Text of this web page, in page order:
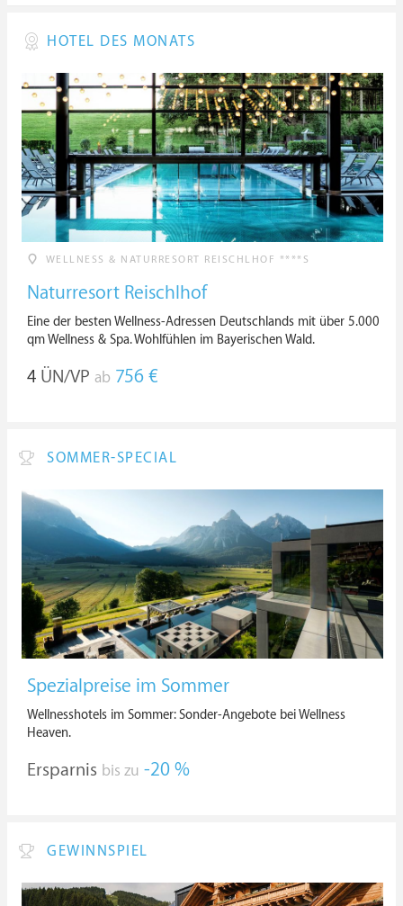
HOTEL DES MONATS
WELLNESS & NATURRESORT REISCHLHOF ****S
Naturresort Reischlhof
Eine der besten Wellness-Adressen Deutschlands mit über 5.000
qm Wellness & Spa. Wohlfühlen im Bayerischen Wald.
4 ÜN/VP ab 756 €
SOMMER-SPECIAL
Spezialpreise im Sommer
Wellnesshotels im Sommer: Sonder-Angebote bei Wellness
Heaven.
Ersparnis bis zu -20 %
GEWINNSPIEL